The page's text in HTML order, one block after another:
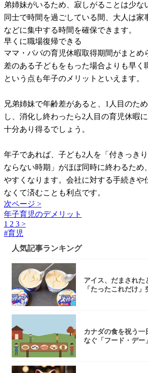
弟姉妹がいるため、寂しがることは少な
同士で時間を過ごしている間、大人は家
などに集中する時間を確保できます。
早くに職場復帰できる
ママ・パパの育児休暇取得期間がまとめ
差のある子どもをもった場合よりも早く
という点も年子のメリットといえます。
兄弟姉妹で年齢差があると、1人目のた
し、消化し終わったら2人目の育児休暇
十分あり得るでしょう。
年子であれば、子ども2人を「付きっき
ならない時期」がほぼ同時に終わるため
やすくなります。会社に対する手続きや
なくて済むことも利点です。
次ページ >
年子育児のデメリット
1 2 3 >
#育児
人気記事ランキング
アイス、だまされた
「たったこれだけ
カナダの食を祝う
なぐ「フード・デー